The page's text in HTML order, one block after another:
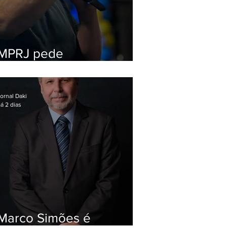
pede
Simões é
Daki
2 dias